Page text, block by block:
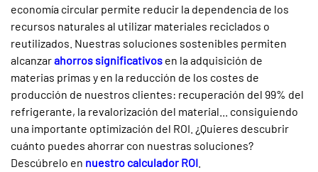
economía circular permite reducir la dependencia de los
recursos naturales al utilizar materiales reciclados o
reutilizados. Nuestras soluciones sostenibles permiten
alcanzarahorros significativos en la adquisición de
materias primas y en la reducción de los costes de
producción de nuestros clientes: recuperación del 99% del
refrigerante, la revalorización del material... consiguiendo
una importante optimización del ROI. ¿Quieres descubrir
cuánto puedes ahorrar con nuestras soluciones?
Descúbrelo en nuestro calculador ROI